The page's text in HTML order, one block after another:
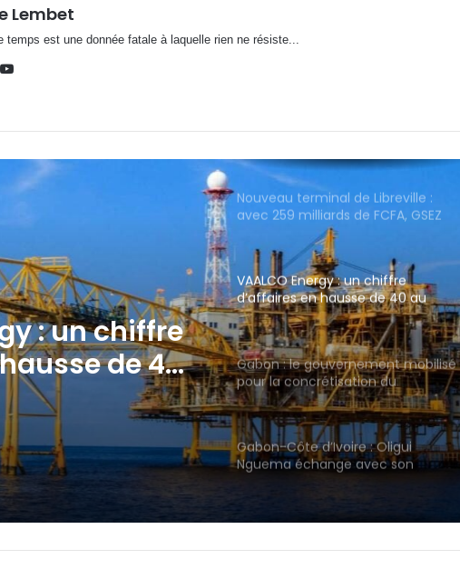
Lembet
temps est une donnée fatale à laquelle rien ne résiste...
X
la
du
Fer de
Cybersécurité : la SEEG révèle avoir
perdu près de 95 % de ses
avec 259 milliards de FCFA, GSEZ
chère de la sous-région ?
VAALCO Energy : un chiffre
d’affaires en hausse de 40 au
2ème trimestre 2026
Gabon : le gouvernement mobilisé
pour la concrétisation du
mégaprojet de Fer de Baniaka
Gabon-Côte d’Ivoire : Oligui
Nguema échange avec son
homologue Alassane Dramane
Ouattara
Gabon : la Task Force lance un
audit du FGIS, de GOC et de la
IST : les inscriptions au concours
d’entrée 2026-2027 ouvertes